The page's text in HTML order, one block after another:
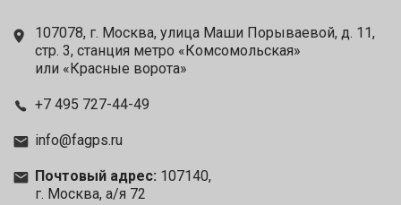
107078, г. Москва, улица Маши Порываевой, д. 11,
стр. 3, станция метро «Комсомольская»
или «Красные ворота»
+7 495 727-44-49
info@fagps.ru
Почтовый адрес: 107140,
г. Москва, а/я 72